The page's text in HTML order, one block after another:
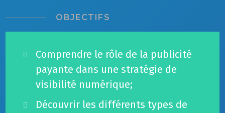
OBJECTIFS
Comprendre le rôle de la publicité
payante dans une stratégie de
visibilité numérique;
Découvrir les différents types de